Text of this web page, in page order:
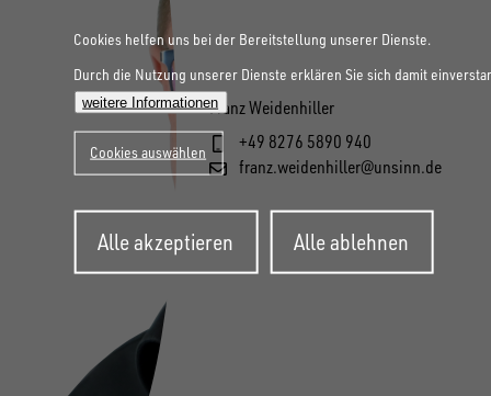
Franz Weidenhiller
+49 8276 5890 940
franz.weidenhiller@unsinn.de
Cookies helfen uns bei der Bereitstellung unserer Dienste.
Durch die Nutzung unserer Dienste erklären Sie sich damit
weitere Informationen
Cookies auswählen
Alle akzeptieren
zurückziehen
Alle ablehnen